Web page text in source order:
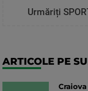
Urmăriți
ARTICOLE PE